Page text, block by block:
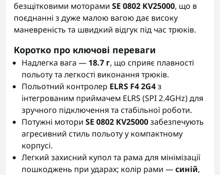
безщітковими моторами SE 0802 KV25000, що в
поєднанні з дуже малою вагою дає високу
маневреність та швидкий відгук під час трюків.
Коротко про ключові переваги
Надлегка вага — 18.7 г, що сприяє плавності
польоту та легкості виконання трюків.
Польотний контролер ELRS F4 2G4з
інтегрованим приймачем ELRS (SPI 2.4GHz) для
зручного підключення та стабільної роботи.
Потужні мотори SE 0802 KV25000забезпечують
агресивний стиль польоту у компактному
корпусі.
Легкий захисний купол та рама для мінімізації
пошкоджень при ударах; колір рами —синій,